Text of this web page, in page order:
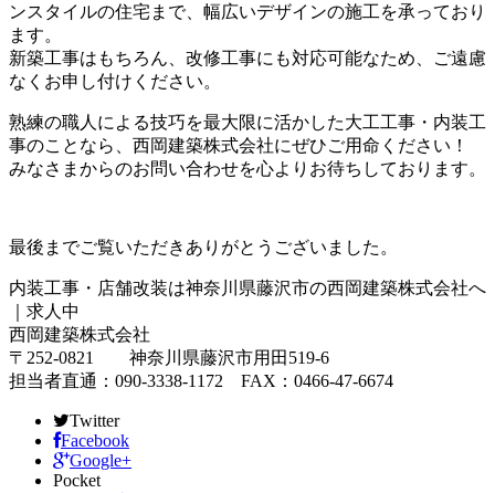
ンスタイルの住宅まで、幅広いデザインの施工を承っており
ます。
新築工事はもちろん、改修工事にも対応可能なため、ご遠慮
なくお申し付けください。
熟練の職人による技巧を最大限に活かした大工工事・内装工
事のことなら、西岡建築株式会社にぜひご用命ください！
みなさまからのお問い合わせを心よりお待ちしております。
最後までご覧いただきありがとうございました。
内装工事・店舗改装は神奈川県藤沢市の西岡建築株式会社へ
｜求人中
西岡建築株式会社
〒252-0821 神奈川県藤沢市用田519-6
担当者直通：090-3338-1172 FAX：0466-47-6674
Twitter
Facebook
Google+
Pocket